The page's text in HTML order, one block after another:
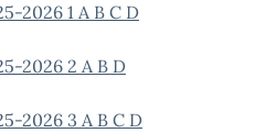
2026 1 A B C D
2026 2 A B D
2026 3 A B C D